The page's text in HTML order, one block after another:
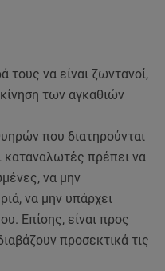
τους να είναι ζωντανοί,
των αγκαθιών
που διατηρούνται
καταναλωτές πρέπει να
να μην
να μην υπάρχει
Επίσης, είναι προς
προσεκτικά τις